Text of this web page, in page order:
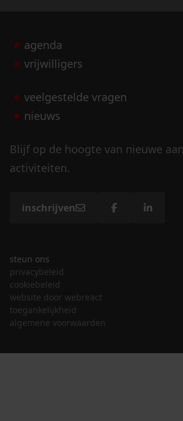
agenda
vrijwilligers
veelgestelde vragen
nieuws
Blijf op de hoogte van nieuwe
activiteiten.
inschrijven
steun ons
privacybeleid
cookiebeleid
website door webreact
toegankelijkheid
algemene voorwaarden